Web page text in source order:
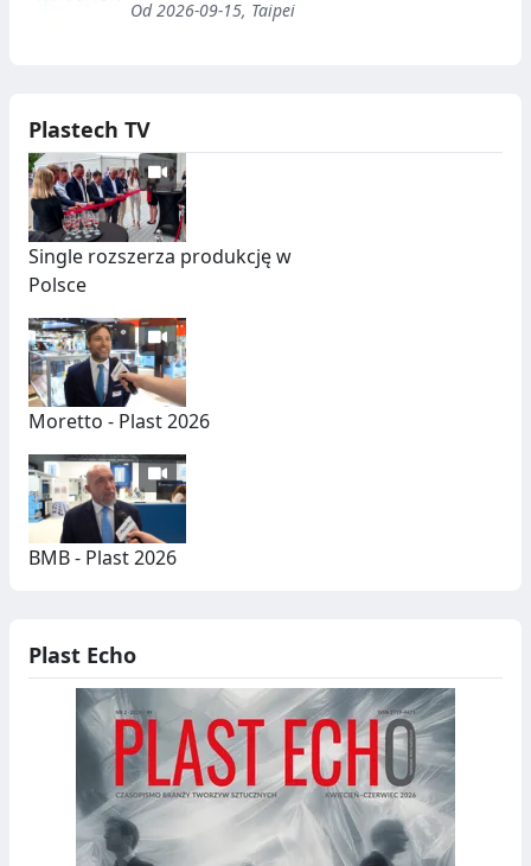
Od 2026-09-15, Taipei
Plastech TV
Single rozszerza produkcję w
Polsce
Moretto - Plast 2026
BMB - Plast 2026
Plast Echo